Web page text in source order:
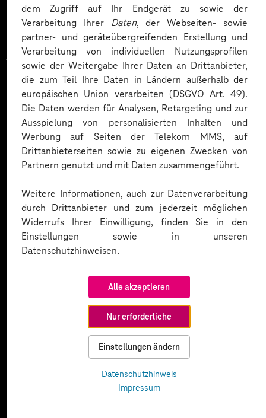
dem Zugriff auf Ihr Endgerät zu sowie der
Verarbeitung Ihrer Daten, der Webseiten- sowie
partner- und geräteübergreifenden Erstellung und
Verarbeitung von individuellen Nutzungsprofilen
sowie der Weitergabe Ihrer Daten an Drittanbieter,
die zum Teil Ihre Daten in Ländern außerhalb der
europäischen Union verarbeiten (DSGVO Art. 49).
Die Daten werden für Analysen, Retargeting und zur
Ausspielung von personalisierten Inhalten und
Werbung auf Seiten der Telekom MMS, auf
Drittanbieterseiten sowie zu eigenen Zwecken von
Partnern genutzt und mit Daten zusammengeführt.
Weitere Informationen, auch zur Datenverarbeitung
durch Drittanbieter und zum jederzeit möglichen
Widerrufs Ihrer Einwilligung, finden Sie in den
Einstellungen sowie in unseren
Datenschutzhinweisen.
Alle akzeptieren
Nur erforderliche
Einstellungen ändern
Datenschutzhinweis
Impressum
Zahlreiche Unternehmen
vertrauen auf unsere
Expertise. Hier eine Auswahl: